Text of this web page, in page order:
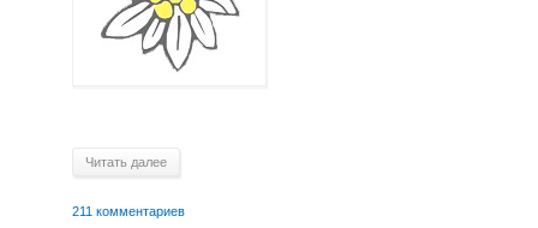
Читать далее
211 комментариев